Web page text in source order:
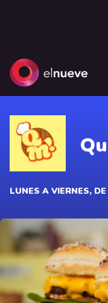
LUNES A VIERNES,